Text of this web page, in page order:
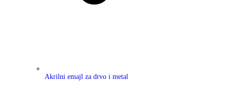
Akrilni emajl za drvo i metal